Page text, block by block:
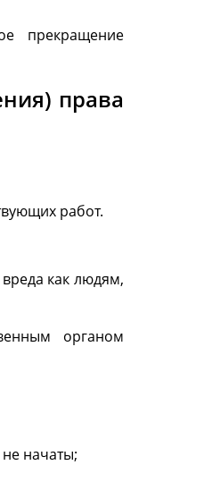
прекращение
права
работ.
как людям,
органом
начаты;